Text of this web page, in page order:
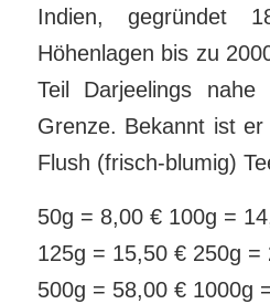
Indien, gegründet
Höhenlagen bis zu
Teil Darjeelings nahe
Grenze. Bekannt ist
Flush (frisch-blumig)
50g = 8,00 € 100g =
125g = 15,50 € 250g =
500g = 58,00 € 1000g